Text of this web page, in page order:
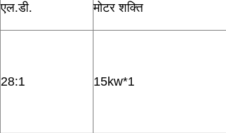
एल.डी. मोटर शक्ति
28:1 15kw*1